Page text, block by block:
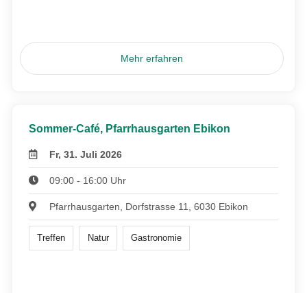
Mehr erfahren
Sommer-Café, Pfarrhausgarten Ebikon
Fr, 31. Juli 2026
09:00 - 16:00 Uhr
Pfarrhausgarten, Dorfstrasse 11, 6030 Ebikon
Treffen Natur Gastronomie